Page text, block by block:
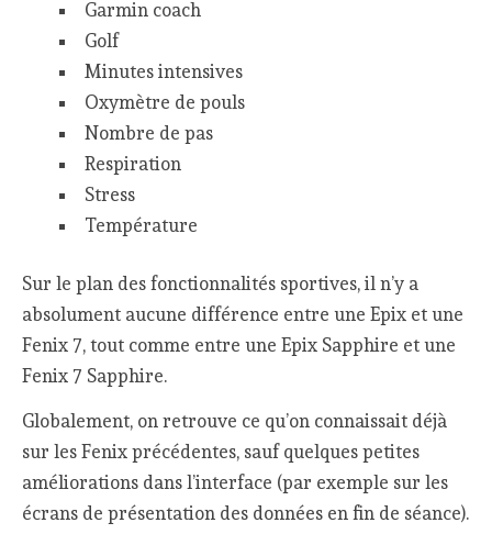
Garmin coach
Golf
Minutes intensives
Oxymètre de pouls
Nombre de pas
Respiration
Stress
Température
Sur le plan des fonctionnalités sportives, il n’y a
absolument aucune différence entre une Epix et une
Fenix 7, tout comme entre une Epix Sapphire et une
Fenix 7 Sapphire.
Globalement, on retrouve ce qu’on connaissait déjà
sur les Fenix précédentes, sauf quelques petites
améliorations dans l’interface (par exemple sur les
écrans de présentation des données en fin de séance).